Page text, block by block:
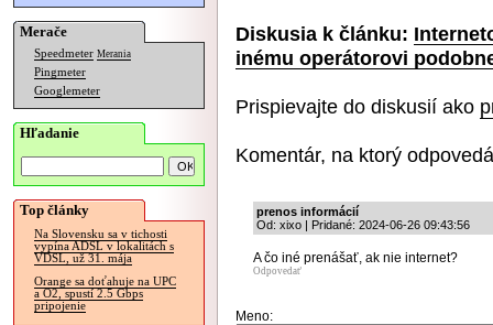
Merače
Speedmeter Merania
Pingmeter
Googlemeter
Hľadanie
Top články
Na Slovensku sa v tichosti
vypína ADSL v lokalitách s
VDSL, už 31. mája
Orange sa doťahuje na UPC
a O2, spustí 2.5 Gbps
pripojenie
Diskusia k článku:
inému operátorovi
Prispievajte do diskusií ako
Komentár, na ktorý
prenos informácií
Od: xixo | Pridané: 2024-06-26 09:43:56
A čo iné prenášať, ak nie internet?
Odpovedať
Meno: